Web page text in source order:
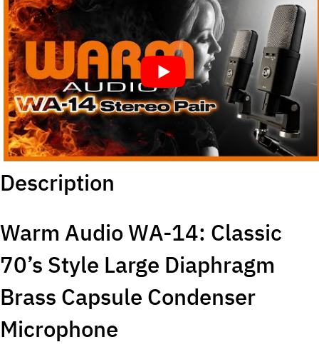
Description
Warm Audio WA-14: Classic
70’s Style Large Diaphragm
Brass Capsule Condenser
Microphone